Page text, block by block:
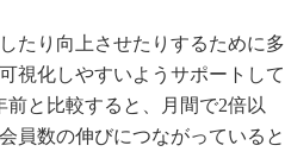
たり向上させたりするために多
視化しやすいようサポートして
と比較すると、月間で2倍以
員数の伸びにつながっていると